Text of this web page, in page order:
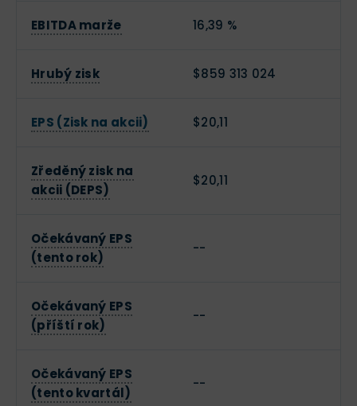
EBITDA marže 16,39 %
Hrubý zisk $859 313 024
EPS (Zisk na akcii) $20,11
Zředěný zisk na
akcii (DEPS)
$20,11
Očekávaný EPS
(tento rok)
--
Očekávaný EPS
(příští rok)
--
Očekávaný EPS
(tento kvartál)
--